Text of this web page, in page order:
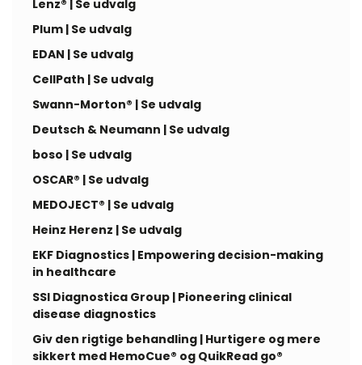
Lenz® | Se udvalg
Plum | Se udvalg
EDAN | Se udvalg
CellPath | Se udvalg
Swann-Morton® | Se udvalg
Deutsch & Neumann | Se udvalg
boso | Se udvalg
OSCAR® | Se udvalg
MEDOJECT® | Se udvalg
Heinz Herenz | Se udvalg
EKF Diagnostics | Empowering decision-making
in healthcare
SSI Diagnostica Group | Pioneering clinical
disease diagnostics
Giv den rigtige behandling | Hurtigere og mere
sikkert med HemoCue® og QuikRead go®